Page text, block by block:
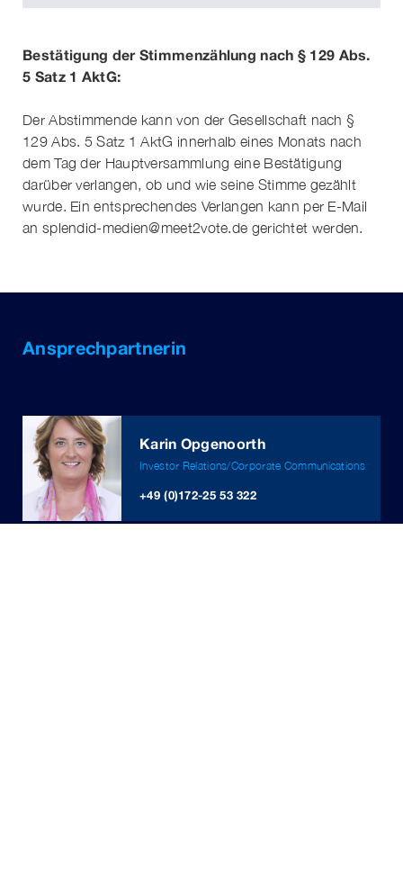
Bestätigung der Stimmenzählung nach § 129 Abs.
5 Satz 1 AktG:
Der Abstimmende kann von der Gesellschaft nach §
129 Abs. 5 Satz 1 AktG innerhalb eines Monats nach
dem Tag der Hauptversammlung eine Bestätigung
darüber verlangen, ob und wie seine Stimme gezählt
wurde. Ein entsprechendes Verlangen kann per E-Mail
an splendid-medien@meet2vote.de gerichtet werden.
Ansprechpartnerin
Karin Opgenoorth
Investor Relations/Corporate Communications
+49 (0)172-25 53 322